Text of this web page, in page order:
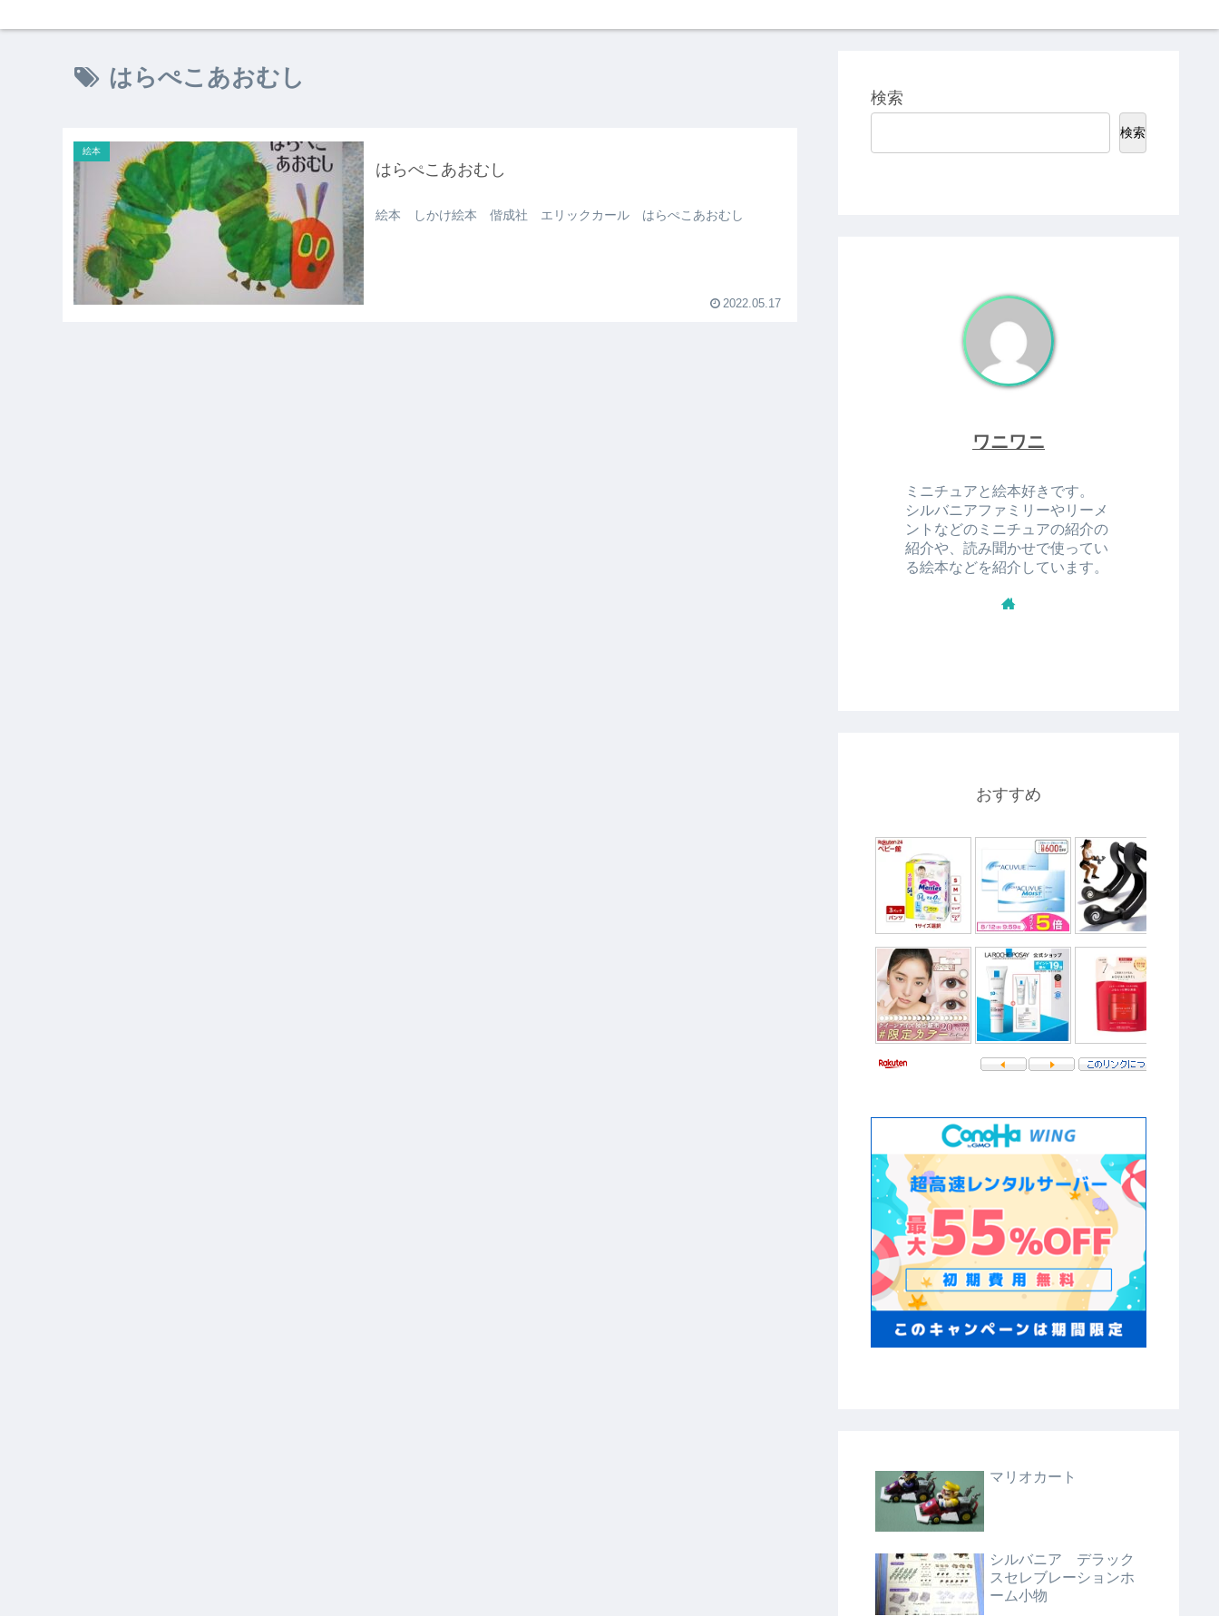
はらぺこあおむし
絵本
はらぺこあおむし
絵本 しかけ絵本 偕成社 エリックカール はらぺこあおむし
2022.05.17
検索
検索
ワニワニ
ミニチュアと絵本好きです。
シルバニアファミリーやリーメ
ントなどのミニチュアの紹介の
紹介や、読み聞かせで使ってい
る絵本などを紹介しています。
おすすめ
マリオカート
シルバニア デラック
スセレブレーションホ
ーム小物